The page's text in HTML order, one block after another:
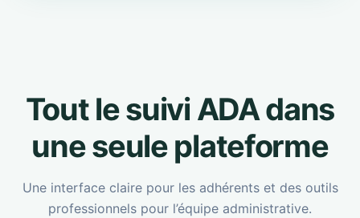
Tout le suivi ADA dans
une seule plateforme
Une interface claire pour les adhérents et des outils
professionnels pour l’équipe administrative.